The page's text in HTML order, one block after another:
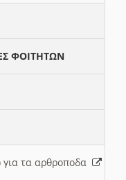
ΦΟΙΤΗΤΩΝ
για τα αρθροποδα